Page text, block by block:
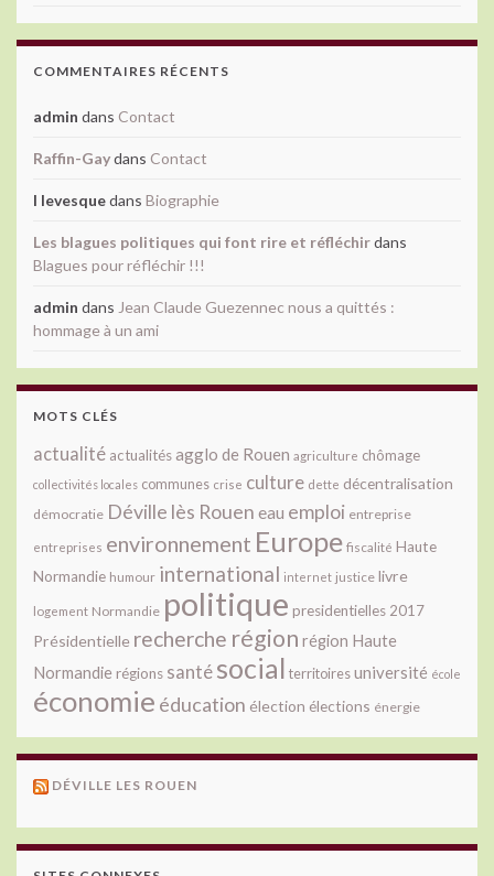
COMMENTAIRES RÉCENTS
admin dans Contact
Raffin-Gaydans Contact
l levesquedans Biographie
Les blagues politiques qui font rire et réfléchirdans
Blagues pour réfléchir !!!
admin dans Jean Claude Guezennec nous a quittés :
hommage à un ami
MOTS CLÉS
actualité actualitésagglo de Rouen agriculture chômage
collectivités locales communes crise culture dette décentralisation
démocratie Déville lès Rouen eau emploi entreprise
entreprises environnement Europe fiscalité Haute
Normandie humour international internet justice livre
logement Normandie politique presidentielles 2017
Présidentielle recherche région région Haute
Normandie régions santésocial territoiresuniversité école
économie éducation élection élections énergie
DÉVILLE LES ROUEN